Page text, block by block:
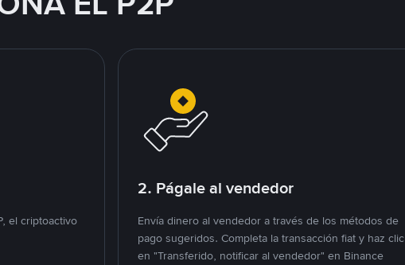
el criptoactivo
2. Págale al vendedor
Envía dinero al vendedor a través de los métodos de
pago sugeridos. Completa la transacción fiat y haz clic
en "Transferido, notificar al vendedor" en Binance